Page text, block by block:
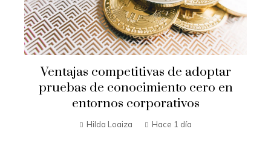
Alimentos ricos en vitamina C para
potenciar la absorción de hierro y la